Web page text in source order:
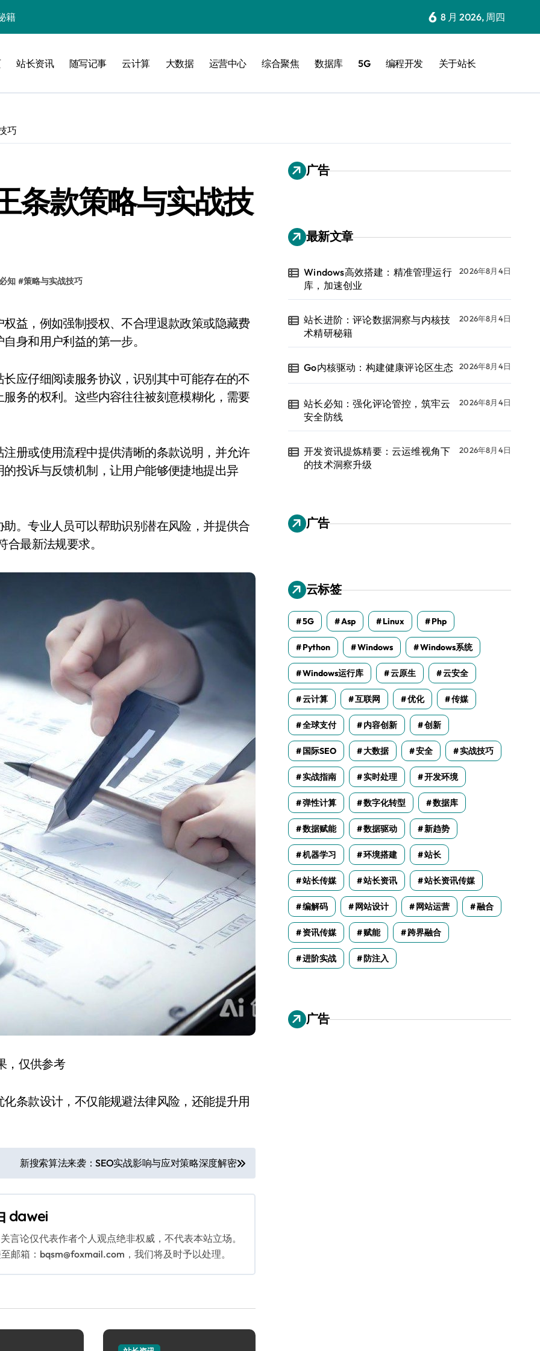
察升级
创业
6 8 月 2026, 周四
站长资讯 随写记事 云计算 大数据 运营中心 综合聚焦 数据库 5G 编程开发 关于站长
巧
条款策略与实战技
知 #策略与实战技巧
身和用户利益的第一步。
应仔细阅读服务协议，识别其中可能存在的不
务的权利。这些内容往往被刻意模糊化，需要
册或使用流程中提供清晰的条款说明，并允许
投诉与反馈机制，让用户能够便捷地提出异
。专业人员可以帮助识别潜在风险，并提供合
最新法规要求。
，仅供参考
条款设计，不仅能规避法律风险，还能提升用
新搜索算法来袭：SEO实战影响与应对策略深度解密
dawei
言论仅代表作者个人观点绝非权威，不代表本站立场。
邮箱：bqsm@foxmail.com，我们将及时予以处理。
广告
最新文章
Windows高效搭建：精准管理运行
库，加速创业
2026年8月4日
站长进阶：评论数据洞察与内核技
术精研秘籍
2026年8月4日
Go内核驱动：构建健康评论区生态 2026年8月4日
站长必知：强化评论管控，筑牢云
安全防线
2026年8月4日
开发资讯提炼精要：云运维视角下
的技术洞察升级
2026年8月4日
广告
云标签
5G Asp Linux Php
Python Windows Windows系统
Windows运行库 云原生 云安全
云计算 互联网 优化 传媒
全球支付 内容创新 创新
国际SEO 大数据 安全 实战技巧
实战指南 实时处理 开发环境
弹性计算 数字化转型 数据库
数据赋能 数据驱动 新趋势
机器学习 环境搭建 站长
站长传媒 站长资讯 站长资讯传媒
编解码 网站设计 网站运营 融合
资讯传媒 赋能 跨界融合
进阶实战 防注入
广告